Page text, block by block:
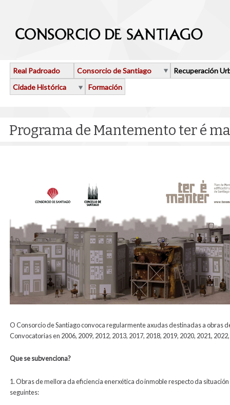
Real Padroado Consorcio de Santiago
Recuperación
Cidade Histórica
Formación
Programa de Mantemento ter é
O Consorcio de Santiago convoca regularmente axudas destinadas a obras
Convocatorias en 2006, 2009, 2012, 2013, 2017, 2018, 2019, 2020, 2021,
Que se subvenciona?
1. Obras de mellora da eficiencia enerxética do inmoble respecto da
seguintes: